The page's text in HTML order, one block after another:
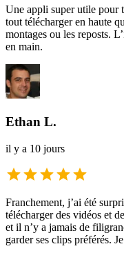
Une appli super utile pour
tout télécharger en haute
montages ou les reposts.
en main.
Ethan L.
il y a 10 jours
Franchement, j’ai été
télécharger des vidéos et
et il n’y a jamais de
garder ses clips préférés.